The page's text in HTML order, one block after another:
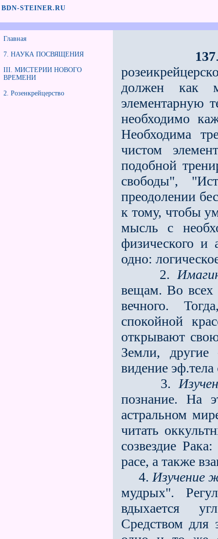
BDN-STEINER.RU
Главная
7. НАУКА ПОСВЯЩЕНИЯ
III. МИСТЕРИИ НОВОГО
ВРЕМЕНИ
2. Розенкрейцерство
137
должен как
элементарную
необходимо
Необходима
чистом
подобной
свободы",
преодолении
к тому, чтобы
мысль с
физического и
одно:
2.
вещам. Во всех
вечного.
спокойной
открывают
Земли,
видение
3.
познание. На
астральном
читать
созвездие
расе, а также
4. Изучение
мудрых".
вдыхается
Средством для